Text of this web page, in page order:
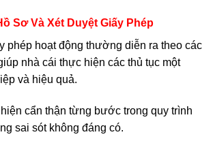
Sơ Và Xét Duyệt Giấy Phép
phép hoạt động thường diễn ra theo các
nhà cái thực hiện các thủ tục một
và hiệu quả.
cẩn thận từng bước trong quy trình
sai sót không đáng có.